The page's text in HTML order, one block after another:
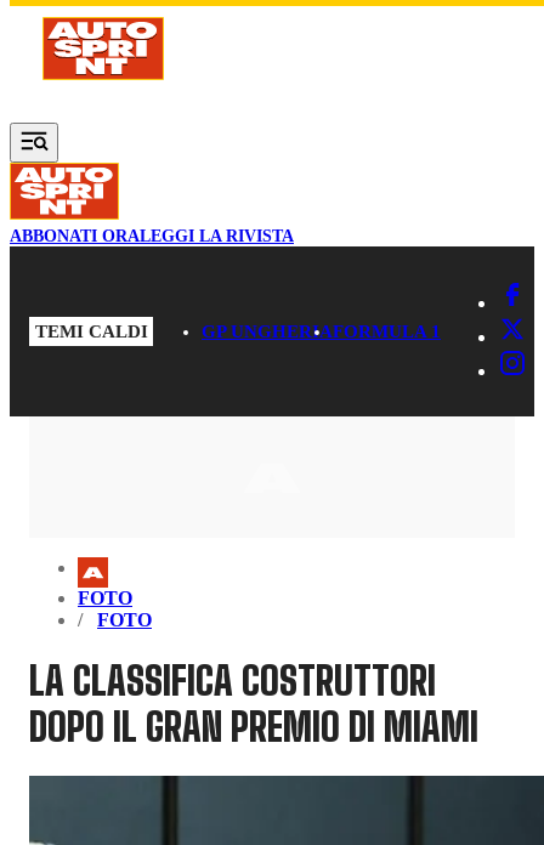
Vai al contenuto principale
ABBONATI ORALEGGI LA RIVISTA
TEMI CALDI GP UNGHERIAFORMULA 1
FOTO
FOTO
LA CLASSIFICA COSTRUTTORI
DOPO IL GRAN PREMIO DI MIAMI